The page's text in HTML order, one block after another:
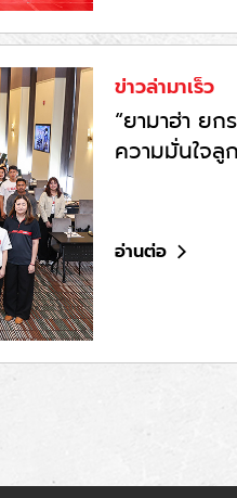
ข่าวล่ามาเร็ว
“ยามาฮ่า ย
ความมั่นใจลู
อ่านต่อ